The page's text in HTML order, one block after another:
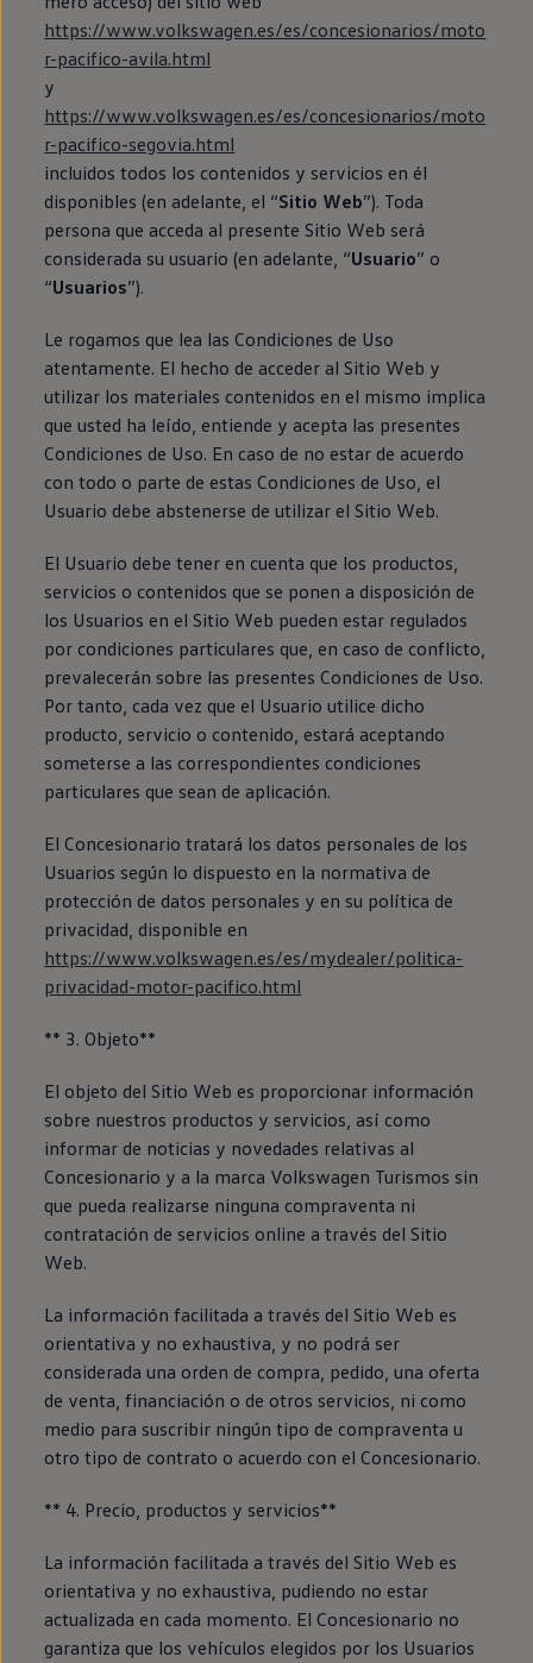
Llantas y neumáticos
Recambios Volkswagen
Accesorios y merchandising
Entretenimiento
Personalización
Carga
Merchandising
Todo sobre tu Volkswagen
Tu coche conectado
Luces de advertencia
Manuales del coche
Todo sobre tu Volkswagen
Información sobre Diésel XTL
Suscripción de mantenimiento Long Drive
Modelos anteriores
Beetle
Scirocco
Jetta
Sharan
Golf
Tiguan
Touareg
Touran
t-roc-1
Asistencia en carretera
https://www.volkswagen.es/es/concesionarios/moto
r-pacifico-avila.html
y
https://www.volkswagen.es/es/concesionarios/moto
r-pacifico-segovia.html
incluidos todos los contenidos y servicios en él
disponibles (en adelante, el “Sitio Web”). Toda
persona que acceda al presente Sitio Web será
considerada su usuario (en adelante, “Usuario” o
“Usuarios”).
Le rogamos que lea las Condiciones de Uso
atentamente. El hecho de acceder al Sitio Web y
utilizar los materiales contenidos en el mismo implica
que usted ha leído, entiende y acepta las presentes
Condiciones de Uso. En caso de no estar de acuerdo
con todo o parte de estas Condiciones de Uso, el
Usuario debe abstenerse de utilizar el Sitio Web.
El Usuario debe tener en cuenta que los productos,
servicios o contenidos que se ponen a disposición de
los Usuarios en el Sitio Web pueden estar regulados
por condiciones particulares que, en caso de conflicto,
prevalecerán sobre las presentes Condiciones de Uso.
Por tanto, cada vez que el Usuario utilice dicho
producto, servicio o contenido, estará aceptando
someterse a las correspondientes condiciones
particulares que sean de aplicación.
El Concesionario tratará los datos personales de los
Usuarios según lo dispuesto en la normativa de
protección de datos personales y en su política de
privacidad, disponible en
https://www.volkswagen.es/es/mydealer/politica-
privacidad-motor-pacifico.html
** 3. Objeto**
El objeto del Sitio Web es proporcionar información
sobre nuestros productos y servicios, así como
informar de noticias y novedades relativas al
Concesionario y a la marca Volkswagen Turismos sin
que pueda realizarse ninguna compraventa ni
contratación de servicios online a través del Sitio
Web.
La información facilitada a través del Sitio Web es
orientativa y no exhaustiva, y no podrá ser
considerada una orden de compra, pedido, una oferta
de venta, financiación o de otros servicios, ni como
medio para suscribir ningún tipo de compraventa u
otro tipo de contrato o acuerdo con el Concesionario.
** 4. Precio, productos y servicios**
La información facilitada a través del Sitio Web es
orientativa y no exhaustiva, pudiendo no estar
actualizada en cada momento. El Concesionario no
garantiza que los vehículos elegidos por los Usuarios